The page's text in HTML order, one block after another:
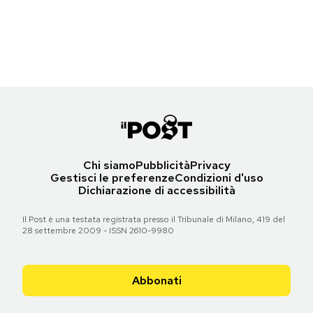
Chi siamoPubblicitàPrivacy
Gestisci le preferenzeCondizioni d'uso
Dichiarazione di accessibilità
Il Post è una testata registrata presso il Tribunale di Milano, 419 del
28 settembre 2009 - ISSN 2610-9980
Abbonati